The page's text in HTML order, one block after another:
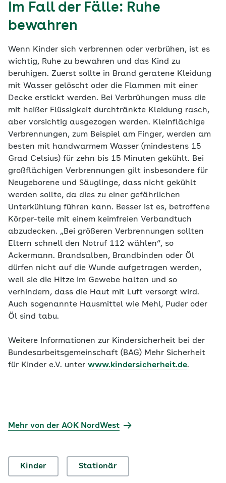
Im Fall der Fälle: Ruhe
bewahren
Wenn Kinder sich verbrennen oder verbrühen, ist es
wichtig, Ruhe zu bewahren und das Kind zu
beruhigen. Zuerst sollte in Brand geratene Kleidung
mit Wasser gelöscht oder die Flammen mit einer
Decke erstickt werden. Bei Verbrühungen muss die
mit heißer Flüssigkeit durchtränkte Kleidung rasch,
aber vorsichtig ausgezogen werden. Kleinflächige
Verbrennungen, zum Beispiel am Finger, werden am
besten mit handwarmem Wasser (mindestens 15
Grad Celsius) für zehn bis 15 Minuten gekühlt. Bei
großflächigen Verbrennungen gilt insbesondere für
Neugeborene und Säuglinge, dass nicht gekühlt
werden sollte, da dies zu einer gefährlichen
Unterkühlung führen kann. Besser ist es, betroffene
Körper-teile mit einem keimfreien Verbandtuch
abzudecken. „Bei größeren Verbrennungen sollten
Eltern schnell den Notruf 112 wählen“, so
Ackermann. Brandsalben, Brandbinden oder Öl
dürfen nicht auf die Wunde aufgetragen werden,
weil sie die Hitze im Gewebe halten und so
verhindern, dass die Haut mit Luft versorgt wird.
Auch sogenannte Hausmittel wie Mehl, Puder oder
Öl sind tabu.
Weitere Informationen zur Kindersicherheit bei der
Bundesarbeitsgemeinschaft (BAG) Mehr Sicherheit
für Kinder e.V. unter www.kindersicherheit.de.
Mehr von der AOK NordWest
Kinder Stationär